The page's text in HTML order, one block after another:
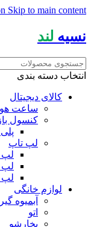
Skip to main content
نسیه لند
انتخاب دسته بندی
کالای دیجیتال
ساعت
کنسول
لپ تاپ
لپ
لپ
لپ
لوازم خانگی
آبمیوه
اتو
بخارشو